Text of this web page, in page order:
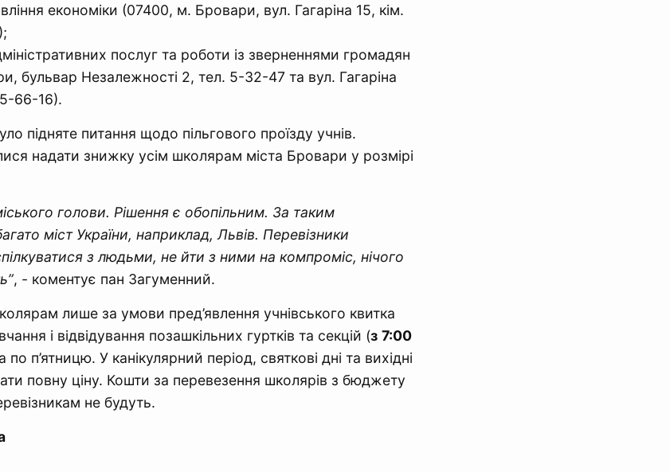
економіки (07400, м. Бровари, вул. Гагаріна 15, кім.
послуг та роботи із зверненнями громадян
бульвар Незалежності 2, тел. 5-32-47 та вул. Гагаріна
5-66-16).
підняте питання щодо пільгового проїзду учнів.
надати знижку усім школярам міста Бровари у розмірі
голови. Рішення є обопільним. За таким
міст України, наприклад, Львів. Перевізники
з людьми, не йти з ними на компроміс, нічого
, - коментує пан Загуменний.
лише за умови пред’явлення учнівського квитка
і відвідування позашкільних гуртків та секцій (з 7:00
по п’ятницю. У канікулярний період, святкові дні та вихідні
повну ціну. Кошти за перевезення школярів з бюджету
не будуть.